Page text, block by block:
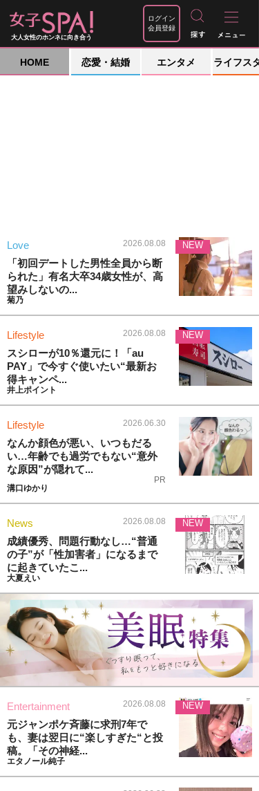
大人女性のホンネに向き合う
ログイン
会員登録
HOME 恋愛・結婚 エンタメ ライフス
Love 2026.08.08
「初回デートした男性全員から断
られた」有名大卒34歳女性が、高
望みしないの...
菊乃
NEW
Lifestyle 2026.08.08
スシローが10％還元に！「au
PAY」で今すぐ使いたい“最新お
得キャンペ...
井上ポイント
NEW
Lifestyle 2026.06.30
なんか顔色が悪い、いつもだる
い…年齢でも過労でもない“意外
な原因”が隠れて...
PR
溝口ゆかり
News 2026.08.08
成績優秀、問題行動なし…“普通
の子”が「性加害者」になるまで
に起きていたこ...
大夏えい
NEW
Entertainment 2026.08.08
元ジャンポケ斉藤に求刑7年で
も、妻は翌日に“楽しすぎた“と投
稿。「その神経...
エタノール純子
NEW